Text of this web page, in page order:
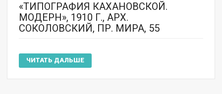
«ТИПОГРАФИЯ КАХАНОВСКОЙ.
МОДЕРН», 1910 Г., АРХ.
СОКОЛОВСКИЙ, ПР. МИРА, 55
ЧИТАТЬ ДАЛЬШЕ